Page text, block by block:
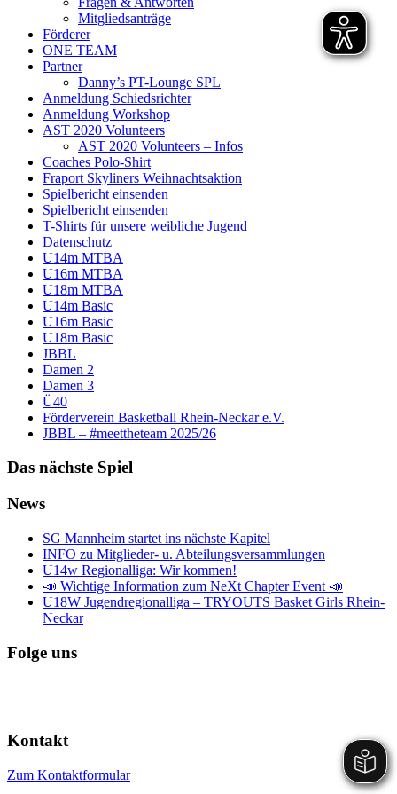
Mitgliedsanträge
Förderer
ONE TEAM
Partner
Danny’s PT-Lounge SPL
Anmeldung Schiedsrichter
Anmeldung Workshop
AST 2020 Volunteers
AST 2020 Volunteers – Infos
Coaches Polo-Shirt
Fraport Skyliners Weihnachtsaktion
Spielbericht einsenden
Spielbericht einsenden
T-Shirts für unsere weibliche Jugend
Datenschutz
U14m MTBA
U16m MTBA
U18m MTBA
U14m Basic
U16m Basic
U18m Basic
JBBL
Damen 2
Damen 3
Ü40
Förderverein Basketball Rhein-Neckar e.V.
JBBL – #meettheteam 2025/26
Das nächste Spiel
News
SG Mannheim startet ins nächste Kapitel
INFO zu Mitglieder- u. Abteilungsversammlungen
U14w Regionalliga: Wir kommen!
📣 Wichtige Information zum NeXt Chapter Event 📣
U18W Jugendregionalliga – TRYOUTS Basket Girls Rhein-
Neckar
Folge uns
Kontakt
Zum Kontaktformular